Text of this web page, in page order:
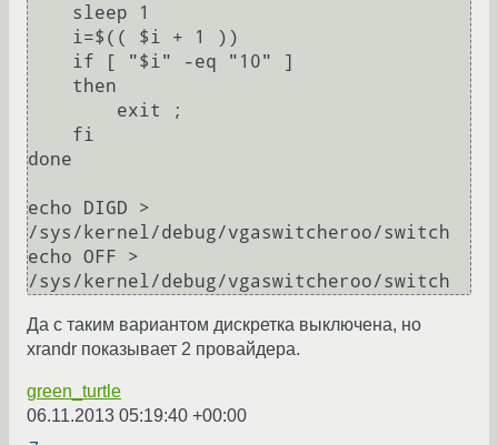
done
echo DIGD >
/sys/kernel/debug/vgaswitcheroo/switch
echo OFF >
Да с таким вариантом дискретка выключена, но
xrandr показывает 2 провайдера.
green_turtle
06.11.2013 05:19:40 +00:00